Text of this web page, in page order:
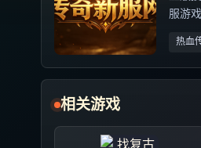
服游
热血
相关游戏